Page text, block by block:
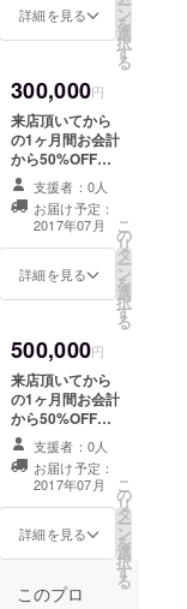
詳細を見る ン
を
選
択
す
る
300,000円
来店頂いてから
の1ヶ月間お会計
から50%OFF券1
枚プレゼント。
支援者：0人
お届け予定：
2017年07月
詳細を見る
こ
の
リ
タ
ー
ン
を
選
択
す
る
500,000円
来店頂いてから
の1ヶ月間お会計
から50%OFF券1
枚とシャンパン1
本無料券1枚プレ
ゼント。
支援者：0人
お届け予定：
2017年07月
詳細を見る
こ
の
リ
タ
ー
ン
を
選
択
す
る
このプロ